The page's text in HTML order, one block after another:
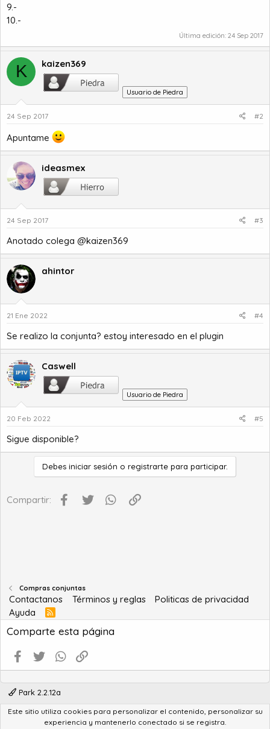
9.-
10.-
Última edición: 24 Sep 2017
K kaizen369
Usuario de Piedra
24 Sep 2017 #2
Apuntame
ideasmex
24 Sep 2017 #3
Anotado colega @kaizen369
ahintor
21 Ene 2022 #4
Se realizo la conjunta? estoy interesado en el plugin
Caswell
Usuario de Piedra
20 Feb 2022 #5
Sigue disponible?
Debes iniciar sesión o registrarte para participar.
Compartir: Facebook
Twitter WhatsApp
Compras conjuntas
Contactanos Términos y reglas
Politicas de privacidad
Ayuda
R
S
S
Comparte esta página
Facebook
Twitter WhatsApp
Park 2.2.12a
Community platform by XenForo® © 2010-2022 XenForo Ltd.
Advanced Forum Stats by AddonFlare - Premium XF2 Addons
Este sitio utiliza cookies para personalizar el contenido, personalizar su
experiencia y mantenerlo conectado si se registra.